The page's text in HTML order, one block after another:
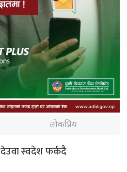
लोकप्रिय
देउवा स्वदेश फर्कदै